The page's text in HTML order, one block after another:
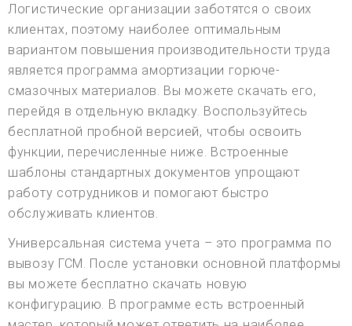
Логистические организации заботятся о своих
клиентах, поэтому наиболее оптимальным
вариантом повышения производительности труда
является программа амортизации горюче-
смазочных материалов. Вы можете скачать его,
перейдя в отдельную вкладку. Воспользуйтесь
бесплатной пробной версией, чтобы освоить
функции, перечисленные ниже. Встроенные
шаблоны стандартных документов упрощают
работу сотрудников и помогают быстро
обслуживать клиентов.
Универсальная система учета – это программа по
вывозу ГСМ. После установки основной платформы
вы можете бесплатно скачать новую
конфигурацию. В программе есть встроенный